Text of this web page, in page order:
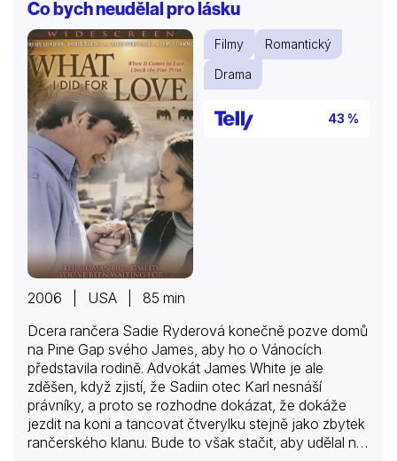
Co bych neudělal pro lásku
Filmy
Romantický
Drama
43 %
2006 | USA | 85 min
Dcera rančera Sadie Ryderová konečně pozve domů
na Pine Gap svého James, aby ho o Vánocích
představila rodině. Advokát James White je ale
zděšen, když zjistí, že Sadiin otec Karl nesnáší
právníky, a proto se rozhodne dokázat, že dokáže
jezdit na koni a tancovat čtverylku stejně jako zbytek
rančerského klanu. Bude to však stačit, aby udělal na